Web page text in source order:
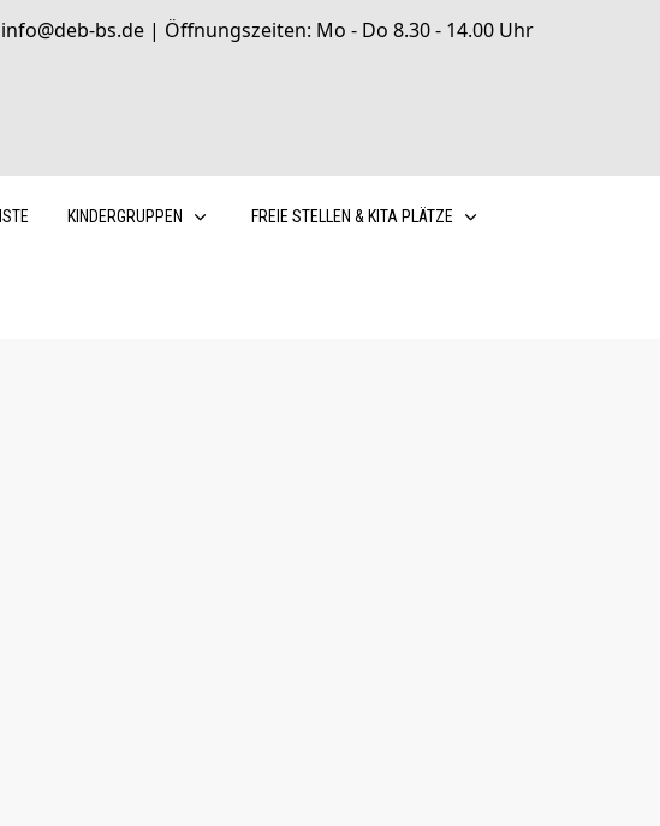
bs.de | Öffnungszeiten: Mo - Do 8.30 - 14.00 Uhr
KINDERGRUPPEN FREIE STELLEN & KITA PLÄTZE